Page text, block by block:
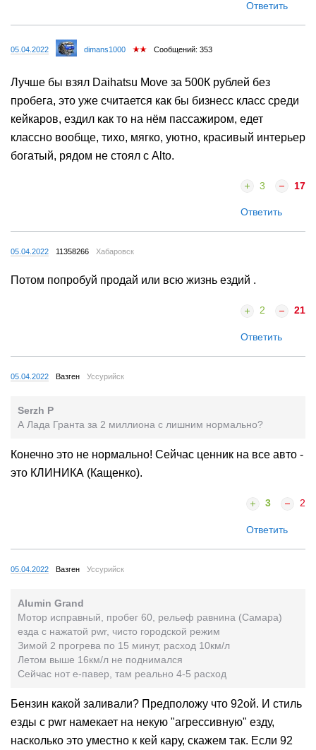
Ответить
05.04.2022 dimans1000 Сообщений: 353
Лучше бы взял Daihatsu Move за 500К рублей без
пробега, это уже считается как бы бизнесс класс среди
кейкаров, ездил как то на нём пассажиром, едет
классно вообще, тихо, мягко, уютно, красивый интерьер
богатый, рядом не стоял с Alto.
3 17
Ответить
05.04.2022 11358266 Хабаровск
Потом попробуй продай или всю жизнь ездий .
2 21
Ответить
05.04.2022 Вазген Уссурийск
Serzh P
А Лада Гранта за 2 миллиона с лишним нормально?
Конечно это не нормально! Сейчас ценник на все авто -
это КЛИНИКА (Кащенко).
3 2
Ответить
05.04.2022 Вазген Уссурийск
Alumin Grand
Мотор исправный, пробег 60, рельеф равнина (Самара)
езда с нажатой pwr, чисто городской режим
Зимой 2 прогрева по 15 минут, расход 10км/л
Летом выше 16км/л не поднимался
Сейчас нот е-павер, там реально 4-5 расход
Бензин какой заливали? Предположу что 92ой. И стиль
езды с pwr намекает на некую "агрессивную" езду,
насколько это уместно к кей кару, скажем так. Если 92